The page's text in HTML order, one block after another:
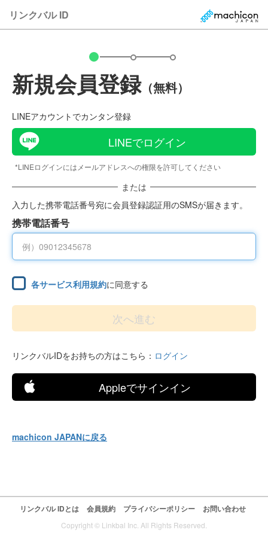
リンクバル ID
新規会員登録（無料）
LINEアカウントでカンタン登録
LINEでログイン
*LINEログインにはメールアドレスへの権限を許可してください
または
入力した携帯電話番号宛に会員登録認証用のSMSが届きます。
携帯電話番号
各サービス利用規約に同意する
リンクバルIDをお持ちの方はこちら： ログイン
Appleでサインイン
machicon JAPANに戻る
リンクバル IDとは 会員規約 プライバシーポリシー お問い合わせ
Copyright © Linkbal Inc. All Rights Reserved.